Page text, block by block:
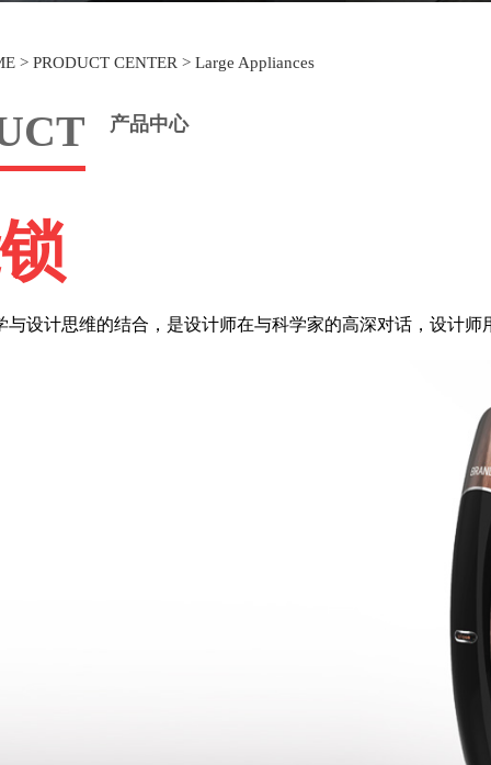
产品中心
计思维的结合，是设计师在与科学家的高深对话，设计师
> PRODUCT CENTER > Large Appliances